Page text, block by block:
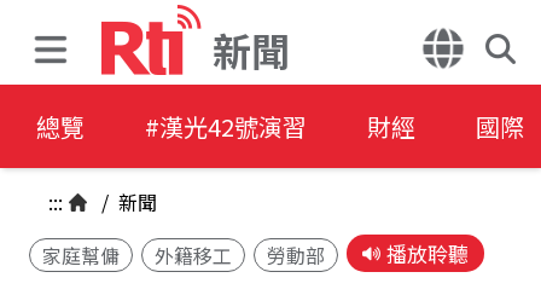
新聞
總覽 #漢光42號演習 財經 國際
::: / 新聞
家庭幫傭
外籍移工 勞動部 播放聆聽